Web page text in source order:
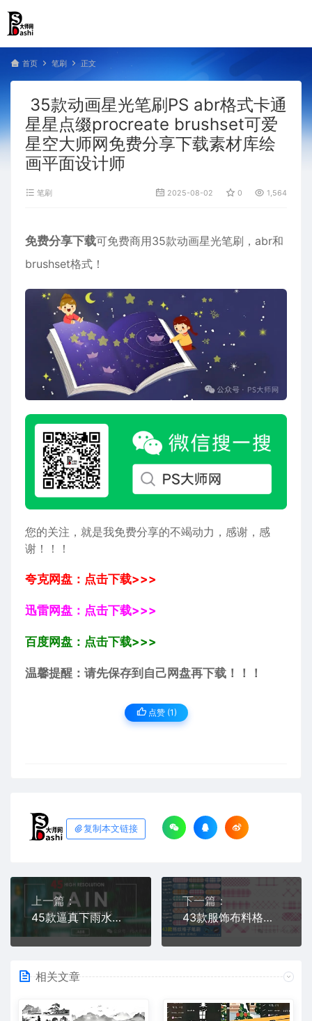
首页 笔刷 正文
35款动画星光笔刷PS abr格式卡通
星星点缀procreate brushset可爱
星空大师网免费分享下载素材库绘
画平面设计师
笔刷 2025-08-02 0 1,564
免费分享下载可免费商用35款动画星光笔刷，abr和
brushset格式！
您的关注，就是我免费分享的不竭动力，感谢，感
谢！！！
夸克网盘：点击下载>>>
迅雷网盘：点击下载>>>
百度网盘：点击下载>>>
温馨提醒：请先保存到自己网盘再下载！！！
点赞 (1)
复制本文链接
上一篇：
45款逼真下雨水滴雨滴大雨暴雨笔刷免费分享下载Rain PS Brushes Abr大师网素材库包合集画笔效果Photoshop
下一篇：
43款服饰布料格子衫服装纹理笔刷素材免费分享下载PS插件预设平面设计 Procreate画笔插画大师网格可爱装饰背景图片网站绘画
相关文章